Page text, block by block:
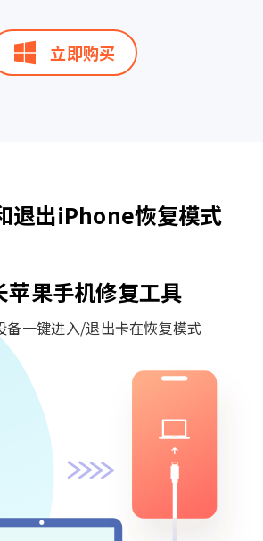
立即购买
退出iPhone恢复模式
苹果手机修复工具
备一键进入/退出卡在恢复模式